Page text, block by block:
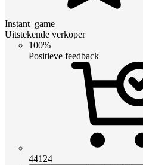
Instant_game
Uitstekende verkoper
100%
Positieve feedback
44124